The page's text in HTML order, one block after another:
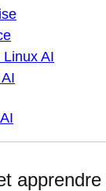
AI
apprendre